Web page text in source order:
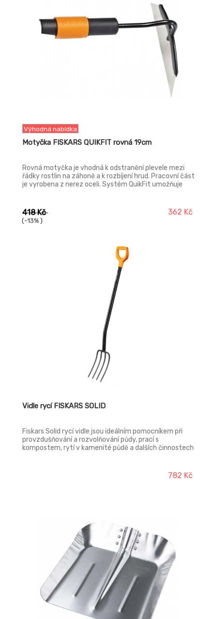
Výhodná nabídka
Motyčka FISKARS QUIKFIT rovná 19cm
Rovná motyčka je vhodná k odstranění plevele mezi
řádky rostlin na záhoně a k rozbíjení hrud. Pracovní část
je vyrobena z nerez oceli. Systém QuikFit umožňuje
418 Kč
(-13% )
362 Kč
Vidle rycí FISKARS SOLID
Fiskars Solid rycí vidle jsou ideálním pomocníkem při
provzdušňování a rozvolňování půdy, prací s
kompostem, rytí v kamenité půdě a dalších činnostech
782 Kč